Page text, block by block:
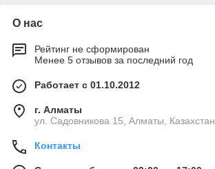
О нас
Рейтинг не сформирован
Менее 5 отзывов за последний год
Работает с 01.10.2012
г. Алматы
ул. Садовникова 15, Алматы, Казахстан
Контакты